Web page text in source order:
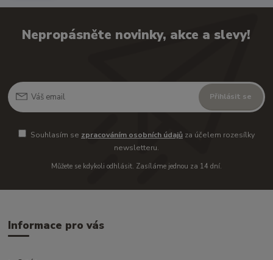
Nepropásněte novinky, akce a slevy!
Přihlásit se
Souhlasím se zpracováním osobních údajůza účelem rozesílky
newsletteru.
Můžete se kdykoli odhlásit. Zasíláme jednou za 14 dní.
Informace pro vás